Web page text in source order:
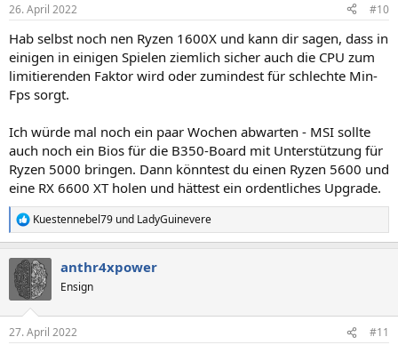
26. April 2022 #10
Hab selbst noch nen Ryzen 1600X und kann dir sagen, dass in
einigen in einigen Spielen ziemlich sicher auch die CPU zum
limitierenden Faktor wird oder zumindest für schlechte Min-
Fps sorgt.
Ich würde mal noch ein paar Wochen abwarten - MSI sollte
auch noch ein Bios für die B350-Board mit Unterstützung für
Ryzen 5000 bringen. Dann könntest du einen Ryzen 5600 und
eine RX 6600 XT holen und hättest ein ordentliches Upgrade.
R
e
k
t
i
e
Kuestennebel79 und LadyGuinevere
anthr4xpower
Ensign
27. April 2022 #11